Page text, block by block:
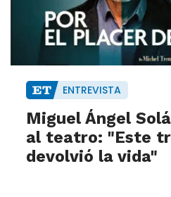
ENTREVISTA
Miguel Ángel
al teatro: "Este
devolvió la vida"